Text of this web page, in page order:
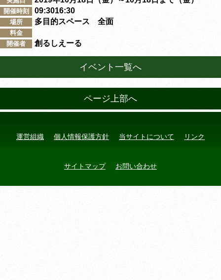
開催時刻 09:3016:30
場所 多目的スペース 全面
料金
開催者
創るしえーる
イベント一覧へ
ページ上部へ
運営組織 個人情報保護方針 当サイトについて リンク
サイトマップ お問い合わせ